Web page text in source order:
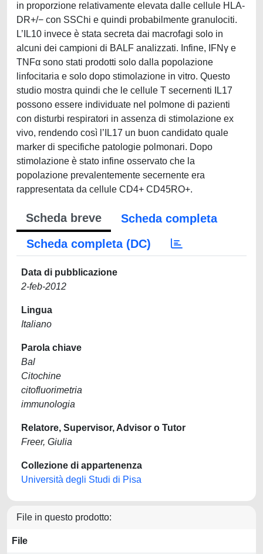
in proporzione relativamente elevata dalle cellule HLA-
DR+/− con SSChi e quindi probabilmente granulociti.
L’IL10 invece è stata secreta dai macrofagi solo in
alcuni dei campioni di BALF analizzati. Infine, IFNγ e
TNFα sono stati prodotti solo dalla popolazione
linfocitaria e solo dopo stimolazione in vitro. Questo
studio mostra quindi che le cellule T secernenti IL17
possono essere individuate nel polmone di pazienti
con disturbi respiratori in assenza di stimolazione ex
vivo, rendendo così l’IL17 un buon candidato quale
marker di specifiche patologie polmonari. Dopo
stimolazione è stato infine osservato che la
popolazione prevalentemente secernente era
rappresentata da cellule CD4+ CD45RO+.
Scheda breve
Scheda completa
Scheda completa (DC)
Data di pubblicazione
2-feb-2012
Lingua
Italiano
Parola chiave
Bal
Citochine
citofluorimetria
immunologia
Relatore, Supervisor, Advisor o Tutor
Freer, Giulia
Collezione di appartenenza
Università degli Studi di Pisa
File in questo prodotto:
File